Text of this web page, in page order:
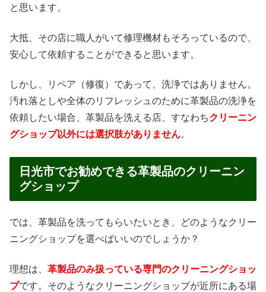
と思います。
大抵、その店に職人がいて修理機材もそろっているので、
安心して依頼することができると思います。
しかし、リペア（修復）であって、洗浄ではありません。
汚れ落としや全体のリフレッシュのために革製品の洗浄を
依頼したい場合、革製品を洗える店、すなわちクリーニン
グショップ以外には選択肢がありません。
日光市でお勧めできる革製品のクリーニン
グショップ
では、革製品を洗ってもらいたいとき、どのようなクリー
ニングショップを選べばいいのでしょうか？
理想は、 革製品のみ扱っている専門のクリーニングショッ
プです。そのようなクリーニングショップが近所にある場